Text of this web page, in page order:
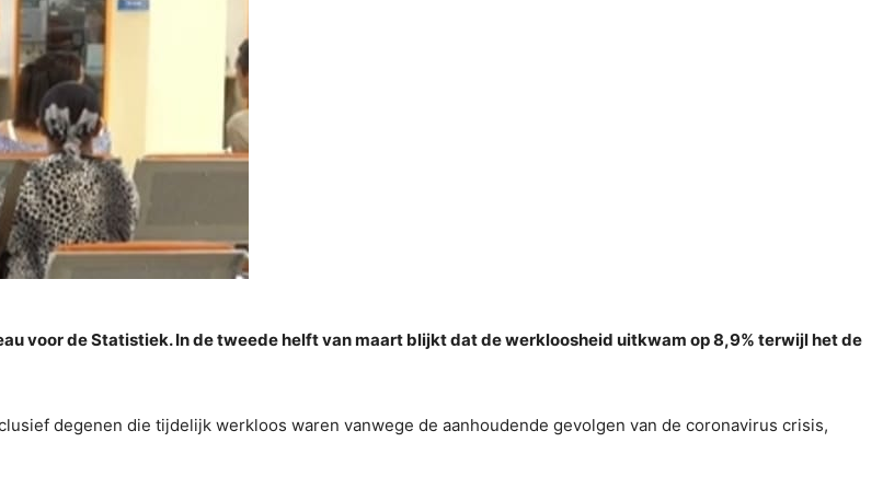
voor de Statistiek. In de tweede helft van maart blijkt dat de werkloosheid uitkwam op 8,9% terwijl het de
degenen die tijdelijk werkloos waren vanwege de aanhoudende gevolgen van de coronavirus crisis,